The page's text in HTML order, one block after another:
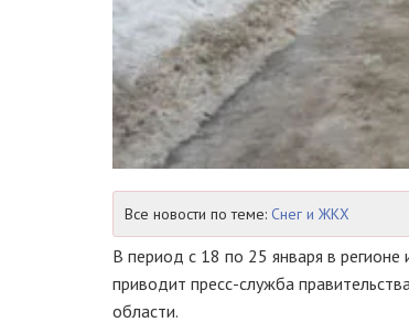
Все новости по теме: Снег и ЖКХ
В период с 18 по 25 января в регионе
приводит пресс-служба
области.